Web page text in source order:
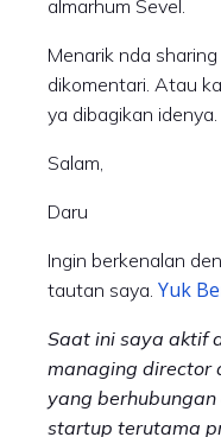
almarhum Sevel.
Menarik nda
dikomentari. Atau
ya dibagikan idenya.
Salam,
Daru
Ingin berkenalan
tautan saya. Yuk
Saat ini saya aktif
managing director
yang
startup terutama